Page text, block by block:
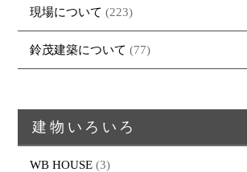
現場について (223)
鈴茂建築について (77)
建物いろいろ
WB HOUSE (3)